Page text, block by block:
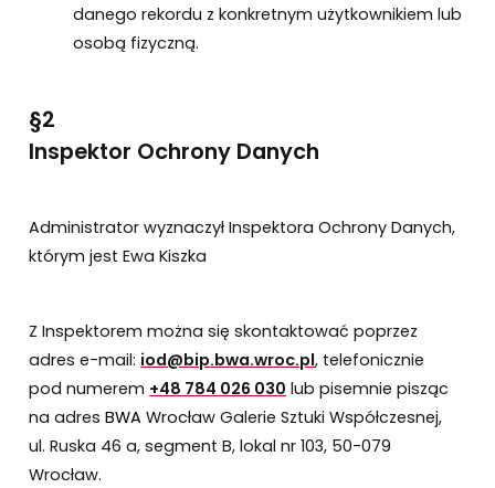
danego rekordu z konkretnym użytkownikiem lub
osobą fizyczną.
§2
Inspektor Ochrony Danych
Administrator wyznaczył Inspektora Ochrony Danych,
którym jest Ewa Kiszka
Z Inspektorem można się skontaktować poprzez
adres e-mail: iod@bip.bwa.wroc.pl, telefonicznie
pod numerem +48 784 026 030 lub pisemnie pisząc
na adres BWA Wrocław Galerie Sztuki Współczesnej,
ul. Ruska 46 a, segment B, lokal nr 103, 50-079
Wrocław.